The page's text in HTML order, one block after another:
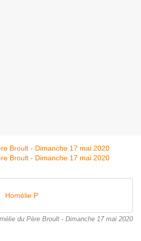
Homélie P
du Père Broult - Dimanche 17 mai 2020